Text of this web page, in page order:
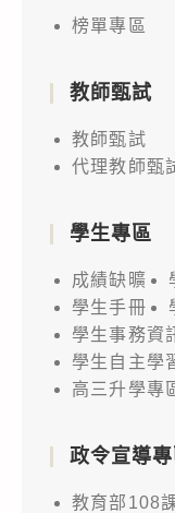
榜單專區
教師甄試
教師甄試
代理教師甄
學生專區
成績缺曠
學生手冊
學生事務資
學生自主學
高三升學專
政令宣導
教育部108